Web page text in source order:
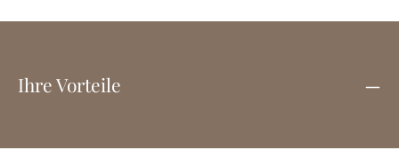
Ihre Vorteile